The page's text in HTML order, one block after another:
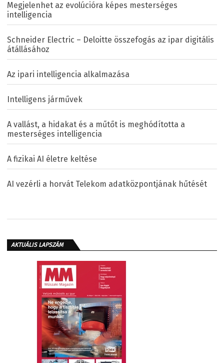
Megjelenhet az evolúcióra képes mesterséges
intelligencia
Schneider Electric – Deloitte összefogás az ipar digitális
átállásához
Az ipari intelligencia alkalmazása
Intelligens járművek
A vallást, a hidakat és a műtőt is meghódította a
mesterséges intelligencia
A fizikai AI életre keltése
AI vezérli a horvát Telekom adatközpontjának hűtését
AKTUÁLIS LAPSZÁM